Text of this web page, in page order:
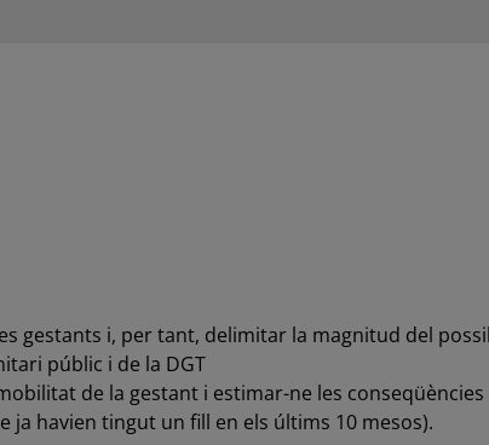
gestants i, per tant, delimitar la magnitud del
públic i de la DGT
de la gestant i estimar-ne les
ja havien tingut un fill en els últims 10 mesos).